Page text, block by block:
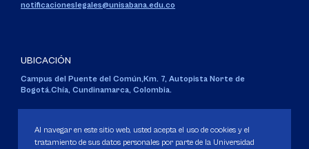
notificacioneslegales@unisabana.edu.co
UBICACIÓN
Campus del Puente del Común,Km. 7, Autopista Norte de
Bogotá.Chía, Cundinamarca, Colombia.
Personería Jurídica:Resolución 130 del 14 de enero de 1980.
Ministerio de Educación Nacional.
Al navegar en este sitio web, usted acepta el uso de cookies y el
tratamiento de sus datos personales por parte de la Universidad